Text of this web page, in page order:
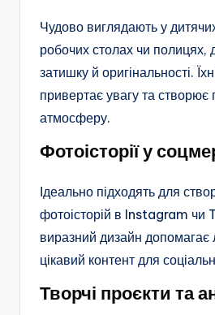
Чудово виглядають у
робочих столах чи полицях,
затишку й оригінальності.
привертає увагу та створює
атмосферу.
Фотоісторії у
Ідеально підходять для
фотоісторій в Instagram чи
виразний дизайн допомагає
цікавий контент для
Творчі проєкти та